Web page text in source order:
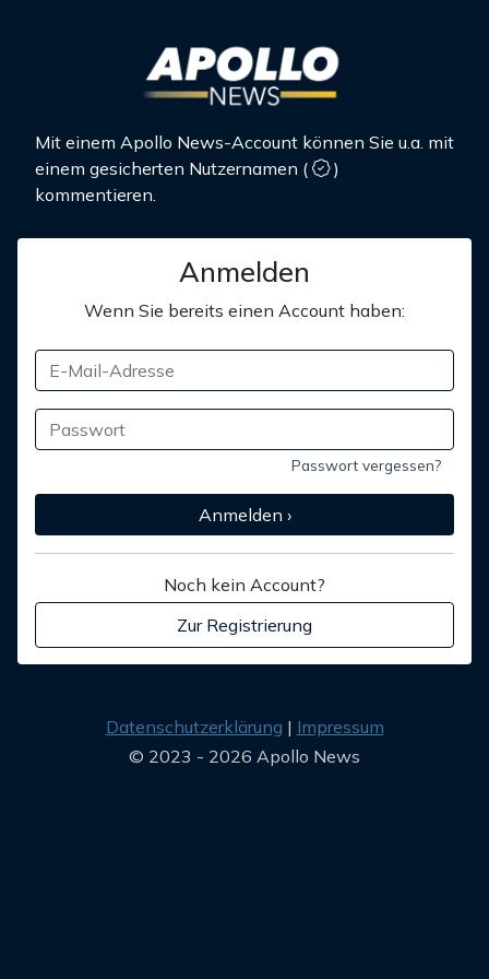
Mit einem Apollo News-Account können Sie u.a. mit
einem gesicherten Nutzernamen (
)
kommentieren.
Anmelden
Wenn Sie bereits einen Account haben:
Passwort vergessen?
Anmelden ›
Noch kein Account?
Zur Registrierung
Datenschutzerklärung
Impressum
© 2023 - 2026 Apollo News